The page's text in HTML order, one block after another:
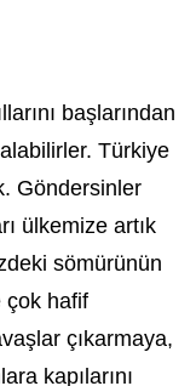
başlarından
Türkiye
Göndersinler
ülkemize artık
sömürünün
çok hafif
çıkarmaya,
kapılarını